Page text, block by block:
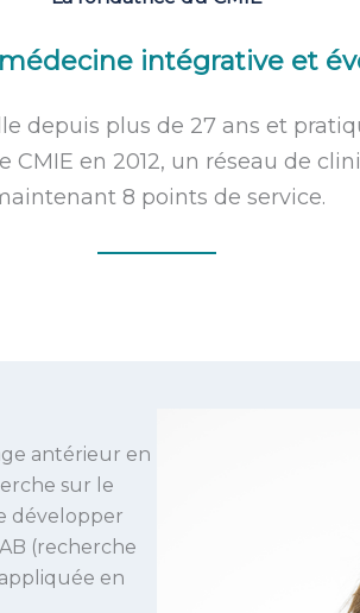
intégrative et
depuis plus de 27 ans et
CMIE en 2012, un réseau de
8 points de service.
antérieur en
sur le
développer
(recherche
en